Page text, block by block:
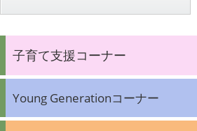
子育て支援コーナー
Young Generationコーナー